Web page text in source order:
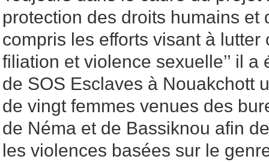
protection des droits humains et
compris les efforts visant à lutter
filiation et violence sexuelle’’ il
de SOS Esclaves à Nouakchott
de vingt femmes venues des
de Néma et de Bassiknou afin
les violences basées sur le